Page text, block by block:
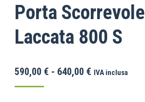
Porta Scorrevole
Laccata 800 S
590,00 € - 640,00 € IVA inclusa